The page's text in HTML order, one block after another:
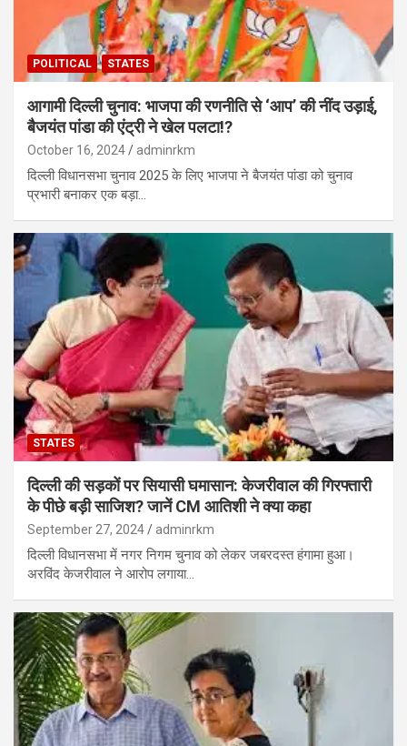
POLITICAL STATES
आगामी दिल्ली चुनाव: भाजपा की रणनीति से ‘आप’ की नींद उड़ाई,
बैजयंत पांडा की एंट्री ने खेल पलटा!?
October 16, 2024 adminrkm
दिल्ली विधानसभा चुनाव 2025 के लिए भाजपा ने बैजयंत पांडा को चुनाव
प्रभारी बनाकर एक बड़ा…
STATES
दिल्ली की सड़कों पर सियासी घमासान: केजरीवाल की गिरफ्तारी
के पीछे बड़ी साजिश? जानें CM आतिशी ने क्या कहा
September 27, 2024 adminrkm
दिल्ली विधानसभा में नगर निगम चुनाव को लेकर जबरदस्त हंगामा हुआ।
अरविंद केजरीवाल ने आरोप लगाया…